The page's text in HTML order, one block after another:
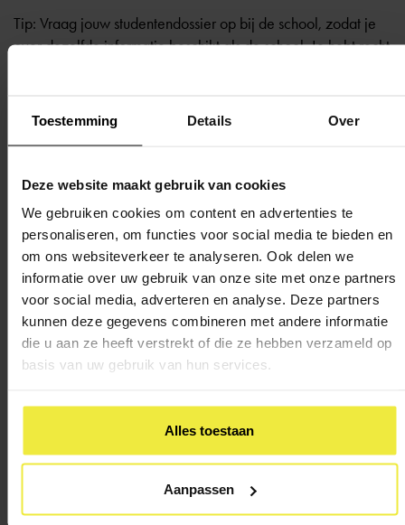
Toestemming Details Over
Deze website maakt gebruik van cookies
We gebruiken cookies om content en advertenties te
personaliseren, om functies voor social media te bieden en
om ons websiteverkeer te analyseren. Ook delen we
informatie over uw gebruik van onze site met onze partners
voor social media, adverteren en analyse. Deze partners
kunnen deze gegevens combineren met andere informatie
die u aan ze heeft verstrekt of die ze hebben verzameld op
basis van uw gebruik van hun services.
Alles toestaan
Aanpassen
Tip: Vraag jouw studentendossier op bij de school, zodat je
over dezelfde informatie beschikt als de school. Je hebt recht
gesprekken met docenten jouw persoonlijke
brief.
Terug naar overzicht